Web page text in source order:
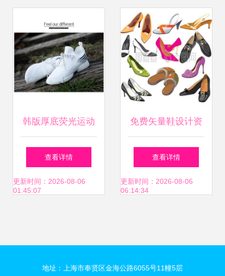
韩版厚底荧光运动
鞋 春夏潮流必备，
舒适与时尚兼具
查看详情
更新时间：2026-08-06
01:45:07
免费矢量鞋设计资
源 开启创意与商业
的无限可能
查看详情
更新时间：2026-08-06
06:14:34
地址：上海市奉贤区金海公路6055号11幢5层